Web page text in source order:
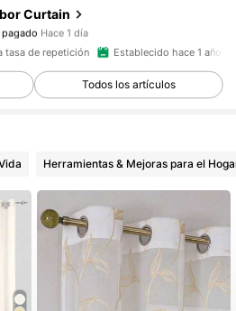
Curtain
568 Seguidores
pagado Hace 1 día
568 Seguidores
568 Seguidores
tasa de repetición Establecido hace 1 año
Todos los artículos
Herramientas & Mejoras para el